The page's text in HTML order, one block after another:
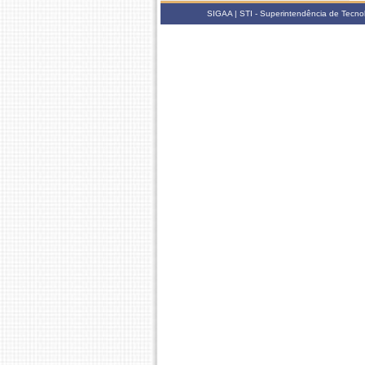
SIGAA | STI - Superintendência de